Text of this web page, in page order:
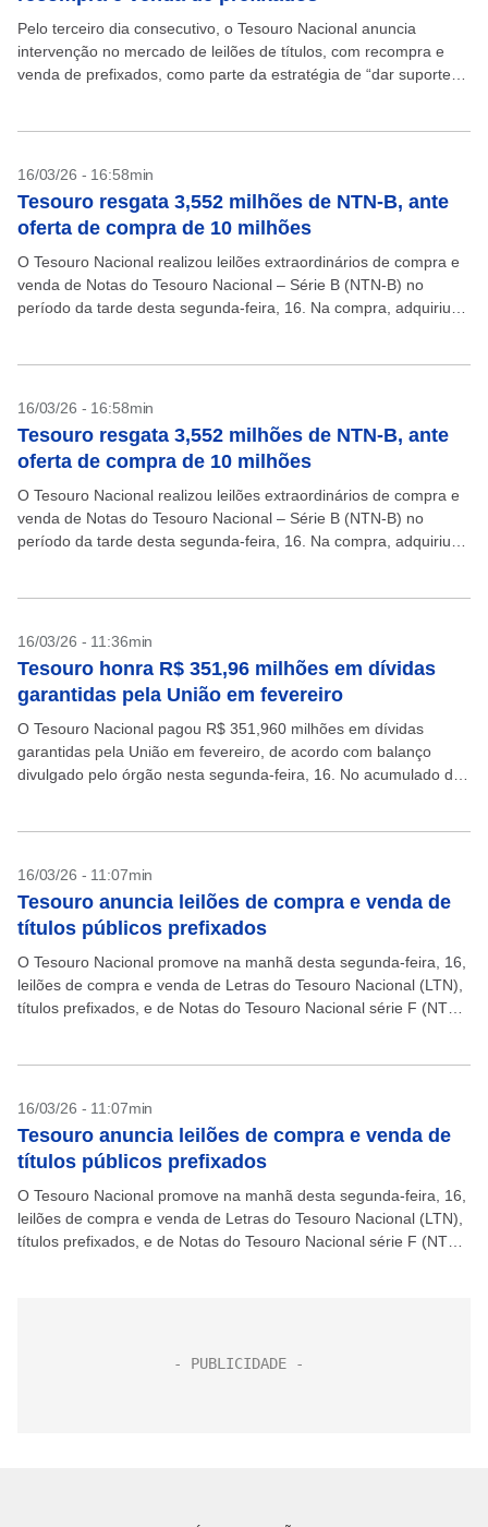
Pelo terceiro dia consecutivo, o Tesouro Nacional anuncia
intervenção no mercado de leilões de títulos, com recompra e
venda de prefixados, como parte da estratégia de “dar suporte
16/03/26 - 16:58min
Tesouro resgata 3,552 milhões de NTN-B, ante
oferta de compra de 10 milhões
O Tesouro Nacional realizou leilões extraordinários de compra e
venda de Notas do Tesouro Nacional – Série B (NTN-B) no
período da tarde desta segunda-feira, 16. Na compra, adquiriu
16/03/26 - 16:58min
Tesouro resgata 3,552 milhões de NTN-B, ante
oferta de compra de 10 milhões
O Tesouro Nacional realizou leilões extraordinários de compra e
venda de Notas do Tesouro Nacional – Série B (NTN-B) no
período da tarde desta segunda-feira, 16. Na compra, adquiriu
16/03/26 - 11:36min
Tesouro honra R$ 351,96 milhões em dívidas
garantidas pela União em fevereiro
O Tesouro Nacional pagou R$ 351,960 milhões em dívidas
garantidas pela União em fevereiro, de acordo com balanço
divulgado pelo órgão nesta segunda-feira, 16. No acumulado de
16/03/26 - 11:07min
Tesouro anuncia leilões de compra e venda de
títulos públicos prefixados
O Tesouro Nacional promove na manhã desta segunda-feira, 16,
leilões de compra e venda de Letras do Tesouro Nacional (LTN),
títulos prefixados, e de Notas do Tesouro Nacional série F (NTN-
16/03/26 - 11:07min
Tesouro anuncia leilões de compra e venda de
títulos públicos prefixados
O Tesouro Nacional promove na manhã desta segunda-feira, 16,
leilões de compra e venda de Letras do Tesouro Nacional (LTN),
títulos prefixados, e de Notas do Tesouro Nacional série F (NTN-